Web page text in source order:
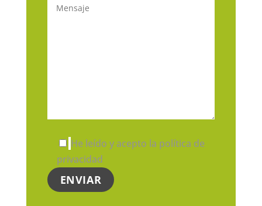
He leído y acepto la política de
privacidad